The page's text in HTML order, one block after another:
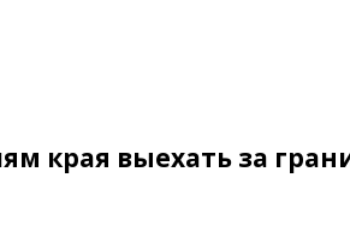
края выехать за